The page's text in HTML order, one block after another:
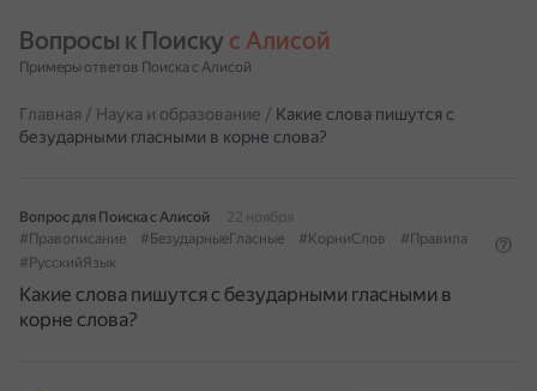
Вопросы к Поиску с Алисой
Примеры ответов Поиска с Алисой
Главная / Наука и образование / Какие слова пишутся с
безударными гласными в корне слова?
Вопрос для Поиска с Алисой
22 ноября
#Правописание
#БезударныеГласные #КорниСлов
#Правила
#РусскийЯзык
Какие слова пишутся с безударными гласными в
корне слова?